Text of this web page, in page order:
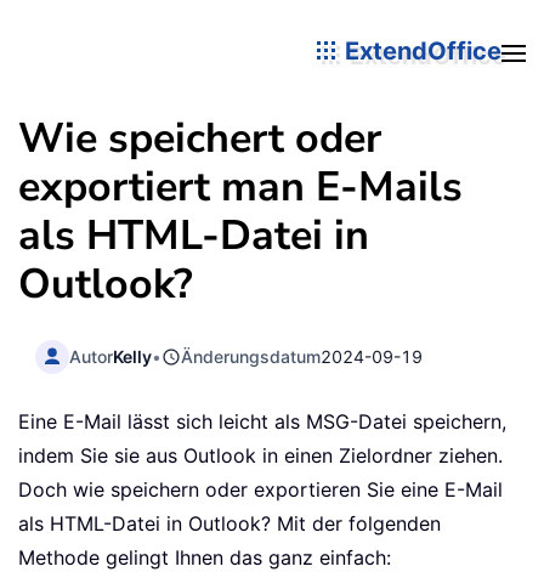
ExtendOffice
Wie speichert oder
exportiert man E-Mails
als HTML-Datei in
Outlook?
AutorKelly• Änderungsdatum2024-09-19
Eine E-Mail lässt sich leicht als MSG-Datei speichern,
indem Sie sie aus Outlook in einen Zielordner ziehen.
Doch wie speichern oder exportieren Sie eine E-Mail
als HTML-Datei in Outlook? Mit der folgenden
Methode gelingt Ihnen das ganz einfach: